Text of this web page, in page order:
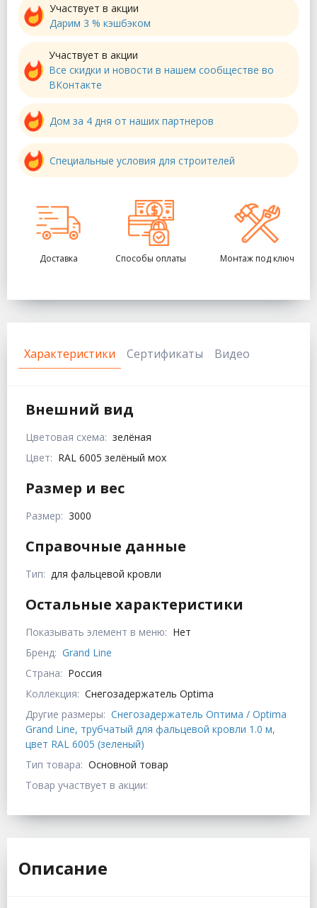
Участвует в акции
Дарим 3 % кэшбэком
Участвует в акции
Все скидки и новости в нашем сообществе во
ВКонтакте
Дом за 4 дня от наших партнеров
Специальные условия для строителей
Доставка Способы оплаты Монтаж под ключ
Характеристики Сертификаты Видео
Внешний вид
Цветовая схема: зелёная
Цвет: RAL 6005 зелёный мох
Размер и вес
Размер: 3000
Справочные данные
Тип: для фальцевой кровли
Остальные характеристики
Показывать элемент в меню: Нет
Бренд: Grand Line
Страна: Россия
Коллекция: Снегозадержатель Optima
Другие размеры: Снегозадержатель Оптима / Optima
Grand Line, трубчатый для фальцевой кровли 1.0 м,
цвет RAL 6005 (зеленый)
Тип товара: Основной товар
Товар участвует в акции:
Описание